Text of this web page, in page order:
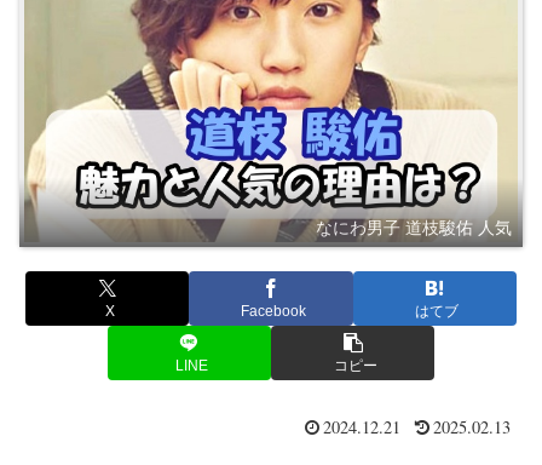
なにわ男子 道枝駿佑 人気
X Facebook はてブ
LINE コピー
2024.12.21 2025.02.13